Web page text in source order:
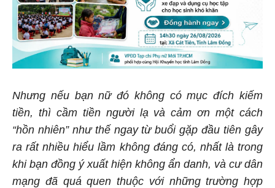
Nhưng nếu bạn nữ đó không có mục đích kiếm
tiền, thì cầm tiền người lạ và cảm ơn một cách
“hồn nhiên” như thế ngay từ buổi gặp đầu tiên gây
ra rất nhiều hiểu lầm không đáng có, nhất là trong
khi bạn đồng ý xuất hiện không ẩn danh, và cư dân
mạng đã quá quen thuộc với những trường hợp